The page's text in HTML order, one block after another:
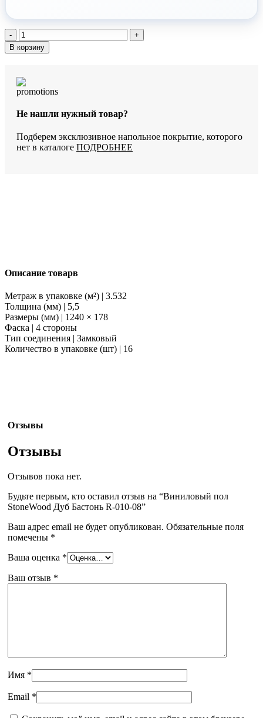
Количество
товара
Виниловый
StoneWood
Дуб
Бастонь
010-
В корзину
Не нашли нужный товар?
Подберем эксклюзивное напольное покрытие, которого
нет в каталоге ПОДРОБНЕЕ
Описание товарв
Метраж в упаковке (м²) | 3.532
Толщина (мм) | 5,5
Размеры (мм) | 1240 × 178
Фаска | 4 стороны
Тип соединения | Замковый
Количество в упаковке (шт) | 16
Отзывы
Отзывы
Отзывов пока нет.
Будьте первым, кто оставил отзыв на “Виниловый пол
StoneWood Дуб Бастонь R-010-08”
Ваш адрес email не будет опубликован. Обязательные поля
помечены *
Ваша оценка *
Ваш отзыв *
Имя *
Email *